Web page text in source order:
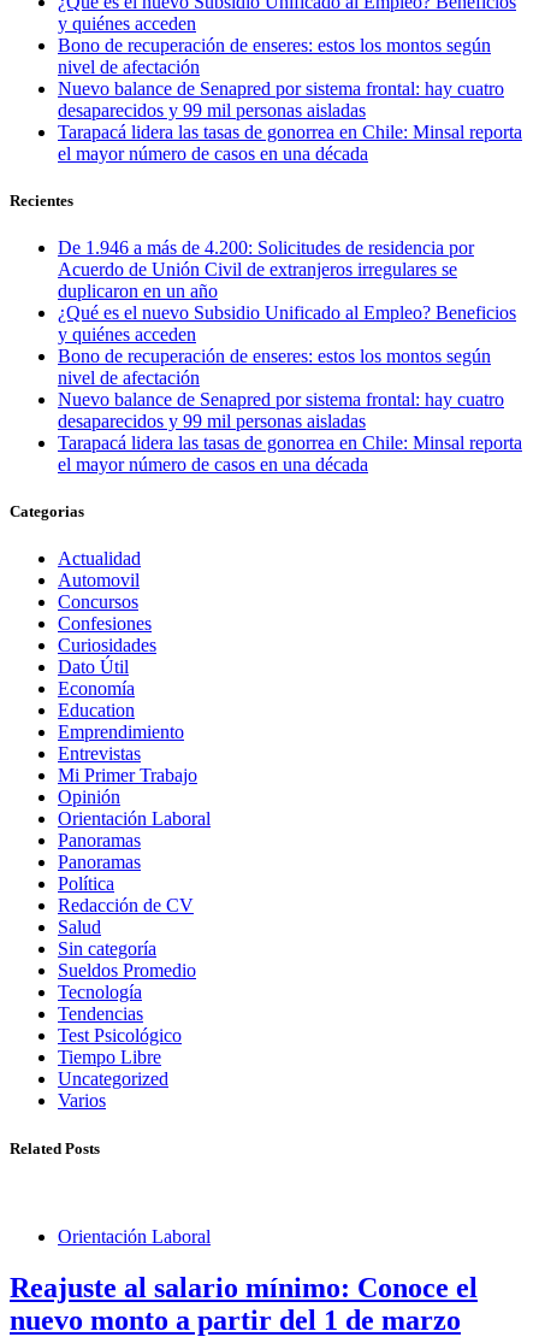
y quiénes acceden
Bono de recuperación de enseres: estos los montos según
nivel de afectación
Nuevo balance de Senapred por sistema frontal: hay cuatro
desaparecidos y 99 mil personas aisladas
Tarapacá lidera las tasas de gonorrea en Chile: Minsal reporta
el mayor número de casos en una década
Recientes
De 1.946 a más de 4.200: Solicitudes de residencia por
Acuerdo de Unión Civil de extranjeros irregulares se
duplicaron en un año
¿Qué es el nuevo Subsidio Unificado al Empleo? Beneficios
y quiénes acceden
Bono de recuperación de enseres: estos los montos según
nivel de afectación
Nuevo balance de Senapred por sistema frontal: hay cuatro
desaparecidos y 99 mil personas aisladas
Tarapacá lidera las tasas de gonorrea en Chile: Minsal reporta
el mayor número de casos en una década
Categorias
Actualidad
Automovil
Concursos
Confesiones
Curiosidades
Dato Útil
Economía
Education
Emprendimiento
Entrevistas
Mi Primer Trabajo
Opinión
Orientación Laboral
Panoramas
Panoramas
Política
Redacción de CV
Salud
Sin categoría
Sueldos Promedio
Tecnología
Tendencias
Test Psicológico
Tiempo Libre
Uncategorized
Varios
Related Posts
Orientación Laboral
Reajuste al salario mínimo: Conoce el
nuevo monto a partir del 1 de marzo